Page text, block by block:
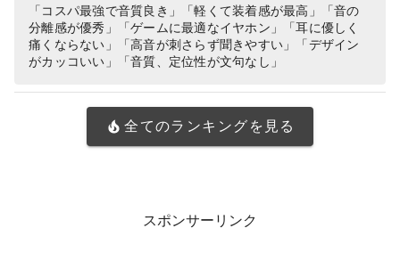
「コスパ最強で音質良き」「軽くて装着感が最高」「音の
分離感が優秀」「ゲームに最適なイヤホン」「耳に優しく
痛くならない」「高音が刺さらず聞きやすい」「デザイン
がカッコいい」「音質、定位性が文句なし」
全てのランキングを見る
スポンサーリンク